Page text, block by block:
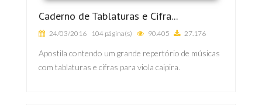
Caderno de Tablaturas e Cifra...
24/03/2016 104 página(s) 90.405 27.176
Apostila contendo um grande repertório de músicas
com tablaturas e cifras para viola caipira.